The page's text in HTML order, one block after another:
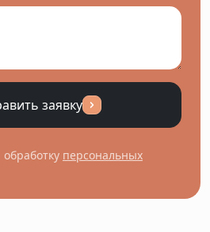
заявку
персональных